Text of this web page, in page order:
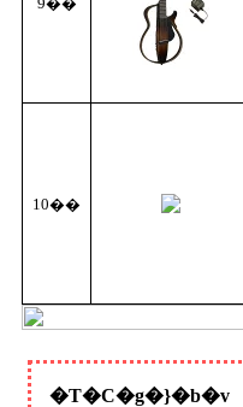
9��
10��
�T�C�g�}�b�v